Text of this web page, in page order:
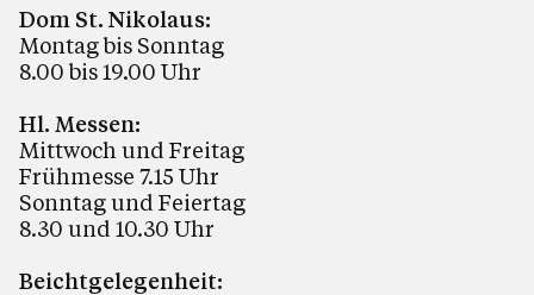
Dom St. Nikolaus:
Montag bis Sonntag
8.00 bis 19.00 Uhr
Hl. Messen:
Mittwoch und Freitag
Frühmesse 7.15 Uhr
Sonntag und Feiertag
8.30 und 10.30 Uhr
Beichtgelegenheit: